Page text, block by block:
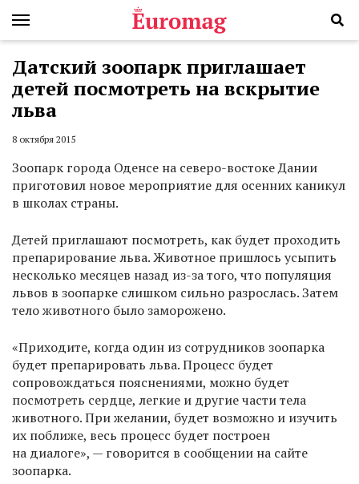
Датский зоопарк приглашает
детей посмотреть на вскрытие
льва
8 октября 2015
Зоопарк города Оденсе на северо-востоке Дании
приготовил новое мероприятие для осенних каникул
в школах страны.
Детей приглашают посмотреть, как будет проходить
препарирование льва. Животное пришлось усыпить
несколько месяцев назад из-за того, что популяция
львов в зоопарке слишком сильно разрослась. Затем
тело животного было заморожено.
«Приходите, когда один из сотрудников зоопарка
будет препарировать льва. Процесс будет
сопровождаться пояснениями, можно будет
посмотреть сердце, легкие и другие части тела
животного. При желании, будет возможно и изучить
их поближе, весь процесс будет построен
на диалоге», — говорится в сообщении на сайте
зоопарка.